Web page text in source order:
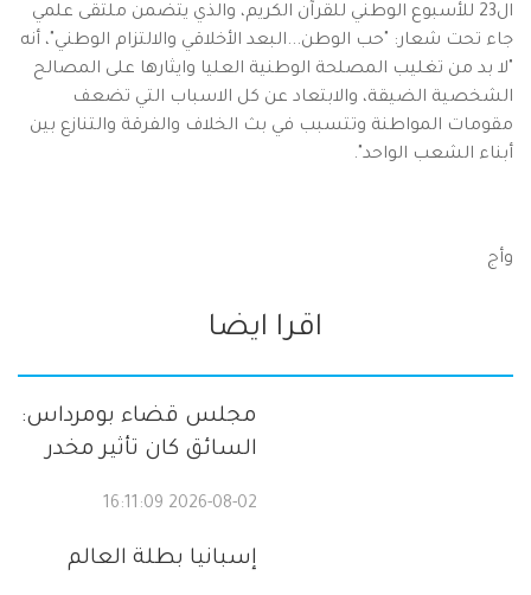
ال23 للأسبوع الوطني للقرآن الكريم، والذي يتضمن ملتقى علمي
جاء تحت شعار: "حب الوطن...البعد الأخلاقي والالتزام الوطني"، أنه
"لا بد من تغليب المصلحة الوطنية العليا وايثارها على المصالح
الشخصية الضيقة، والابتعاد عن كل الاسباب التي تضعف
مقومات المواطنة وتتسبب في بث الخلاف والفرقة والتنازع بين
أبناء الشعب الواحد".
وأج
اقرا ايضا
مجلس قضاء بومرداس:
السائق كان تأثير مخدر
2026-08-02 16:11:09
إسبانيا بطلة العالم